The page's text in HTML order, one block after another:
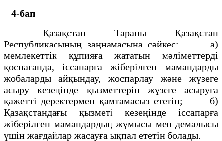
4-бап
Қазақстан Тарапы Қазақстан
Республикасының заңнамасына сәйкес: а)
мемлекеттік құпияға жататын мәліметтерді
қоспағанда, іссапарға жіберілген мамандарды
жобаларды айқындау, жоспарлау және жүзеге
асыру кезеңінде қызметтерін жүзеге асыруға
қажетті деректермен қамтамасыз ететін; б)
Қазақстандағы қызметі кезеңінде іссапарға
жіберілген мамандардың жұмысы мен демалысы
үшін жағдайлар жасауға ықпал ететін болады.